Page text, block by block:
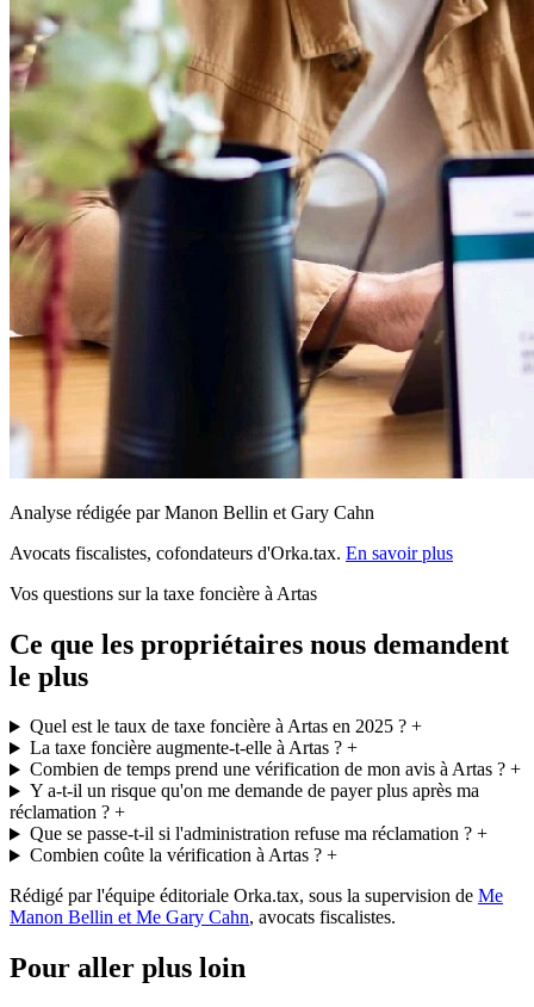
Analyse rédigée par Manon Bellin et Gary Cahn
Avocats fiscalistes, cofondateurs d'Orka.tax. En savoir plus
Vos questions sur la taxe foncière à Artas
Ce que les propriétaires nous demandent
le plus
Quel est le taux de taxe foncière à Artas en 2025 ?+
La taxe foncière augmente-t-elle à Artas ?+
Combien de temps prend une vérification de mon avis à Artas ?+
Y a-t-il un risque qu'on me demande de payer plus après ma
réclamation ? +
Que se passe-t-il si l'administration refuse ma réclamation ?+
Combien coûte la vérification à Artas ?+
Rédigé par l'équipe éditoriale Orka.tax, sous la supervision de Me
Manon Bellin et Me Gary Cahn, avocats fiscalistes.
Pour aller plus loin